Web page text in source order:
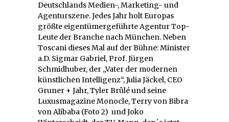
Deutschlands Medien-, Marketing- und
Agenturszene. Jedes Jahr holt Europas
größte eigentümergeführte Agentur Top-
Leute der Branche nach München. Neben
Toscani dieses Mal auf der Bühne: Minister
a.D. Sigmar Gabriel, Prof. Jürgen
Schmidhuber, der „Vater der modernen
künstlichen Intelligenz“, Julia Jäckel, CEO
Gruner + Jahr, Tyler Brûlé und seine
Luxusmagazine Monocle, Terry von Bibra
von Alibaba (Foto 2) und Joko